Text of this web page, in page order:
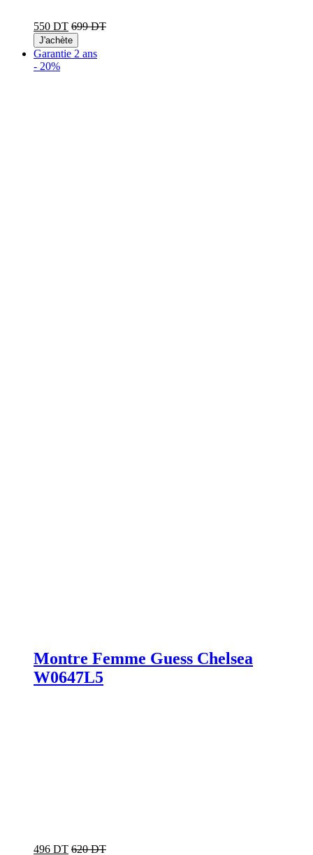
550 DT 699 DT
J'achète
Garantie 2 ans
- 20%
Montre Femme Guess Chelsea
W0647L5
496 DT 620 DT